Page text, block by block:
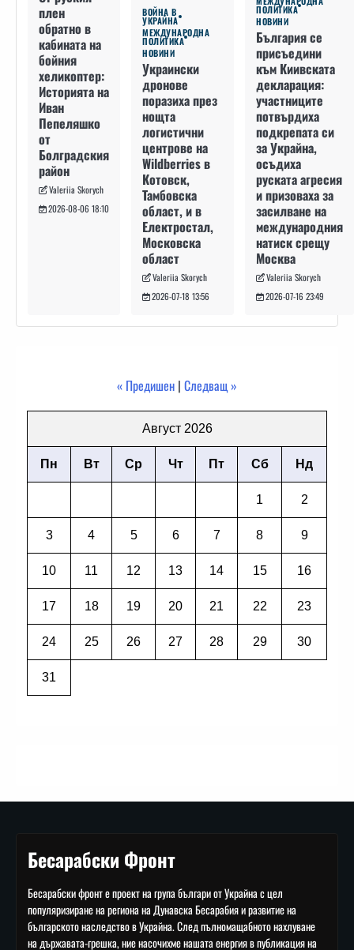
плен
обратно в
кабината на
бойния
хеликоптер:
Историята на
Иван
Пепеляшко
от
Болградския
район
Valeriia Skorych
2026-08-06 18:10
ВОЙНА В
УКРАЙНА
МЕЖДУНАРОДНА
ПОЛИТИКА
НОВИНИ
Украински
дронове
поразиха през
нощта
логистични
центрове на
Wildberries в
Котовск,
Тамбовска
област, и в
Електростал,
Московска
област
Valeriia Skorych
2026-07-18 13:56
ПОЛИТИКА
НОВИНИ
България се
присъедини
към Киивската
декларация:
участниците
потвърдиха
подкрепата си
за Украйна,
осъдиха
руската агресия
и призоваха за
засилване на
международния
натиск срещу
Москва
Valeriia Skorych
2026-07-16 23:49
« Предишен | Следващ »
Август 2026
Пн Вт Ср Чт Пт Сб Нд
1 2
3 4 5 6 7 8 9
10 11 12 13 14 15 16
17 18 19 20 21 22 23
24 25 26 27 28 29 30
31
Бесарабски Фронт
Бесарабски фронт е проект на група българи от Украйна с цел
популяризиране на региона на Дунавска Бесарабия и развитие на
българското наследство в Украйна. След пълномащабното нахлуване
на държавата-грешка, ние насочихме нашата енергия в публикация на